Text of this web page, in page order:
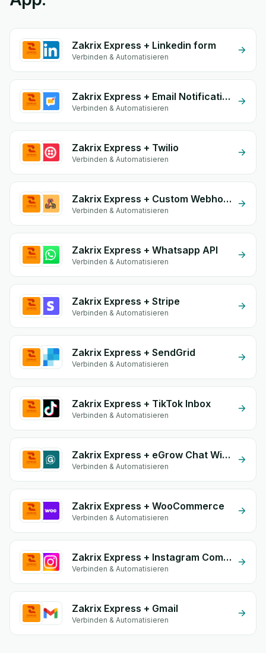
Zakrix Express + Linkedin form
Verbinden & Automatisieren
Zakrix Express + Email Notifications by eGrow
Verbinden & Automatisieren
Zakrix Express + Twilio
Verbinden & Automatisieren
Zakrix Express + Custom Webhook
Verbinden & Automatisieren
Zakrix Express + Whatsapp API
Verbinden & Automatisieren
Zakrix Express + Stripe
Verbinden & Automatisieren
Zakrix Express + SendGrid
Verbinden & Automatisieren
Zakrix Express + TikTok Inbox
Verbinden & Automatisieren
Zakrix Express + eGrow Chat Widget
Verbinden & Automatisieren
Zakrix Express + WooCommerce
Verbinden & Automatisieren
Zakrix Express + Instagram Comment
Verbinden & Automatisieren
Zakrix Express + Gmail
Verbinden & Automatisieren